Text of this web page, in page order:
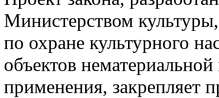
Министерством
по охране культурного
объектов
применения, закрепляет